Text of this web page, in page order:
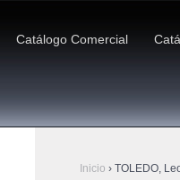
Catálogo Comercial
Inicio › TOLEDO,